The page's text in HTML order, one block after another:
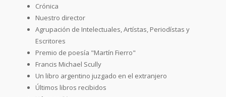
Crónica
Nuestro director
Agrupación de Intelectuales, Artístas, Periodístas y
Escritores
Premio de poesía "Martín Fierro"
Francis Michael Scully
Un libro argentino juzgado en el extranjero
Últimos libros recibidos